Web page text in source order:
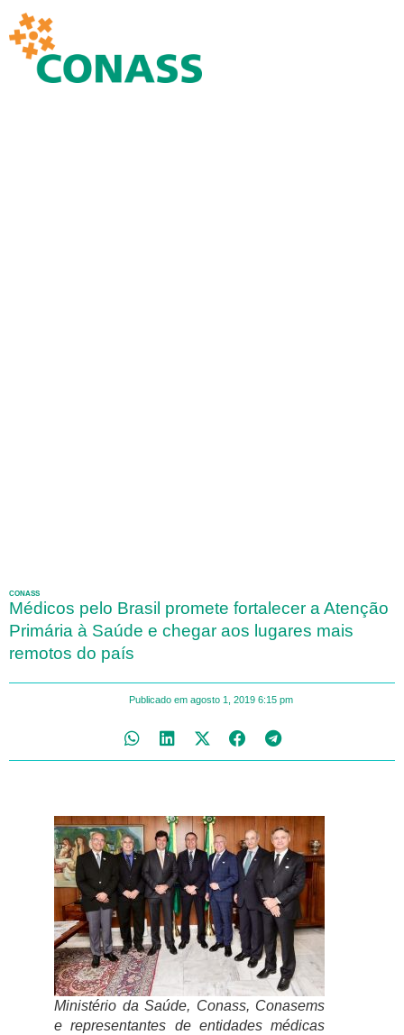
CONASS
Médicos pelo Brasil promete fortalecer a Atenção
Primária à Saúde e chegar aos lugares mais
remotos do país
Publicado em agosto 1, 2019 6:15 pm
Ministério da Saúde, Conass, Conasems
e representantes de entidades médicas